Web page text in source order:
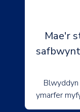
Mae'r
ymarfer